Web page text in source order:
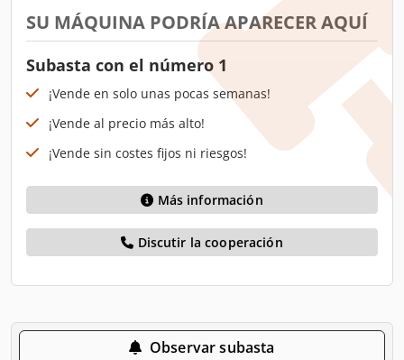
SU MÁQUINA PODRÍA APARECER AQUÍ
Subasta con el número 1
¡Vende en solo unas pocas semanas!
¡Vende al precio más alto!
¡Vende sin costes fijos ni riesgos!
Más información
Discutir la cooperación
Observar subasta